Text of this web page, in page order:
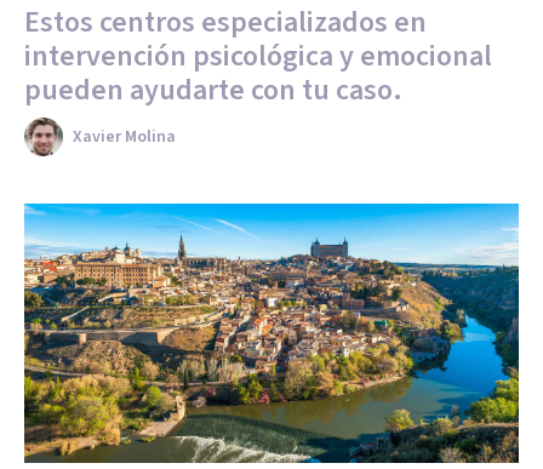
Estos centros especializados en
intervención psicológica y emocional
pueden ayudarte con tu caso.
Xavier Molina